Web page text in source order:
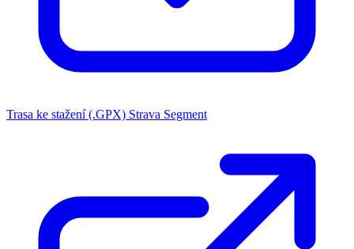
Trasa ke stažení (.GPX) Strava Segment